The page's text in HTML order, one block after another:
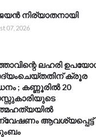
നിര്യാതനായി
07, 2026
ലഹരി
ക്രൂര
; കണ്ണൂരിൽ 20
ആവശ്യപ്പെട്ട്